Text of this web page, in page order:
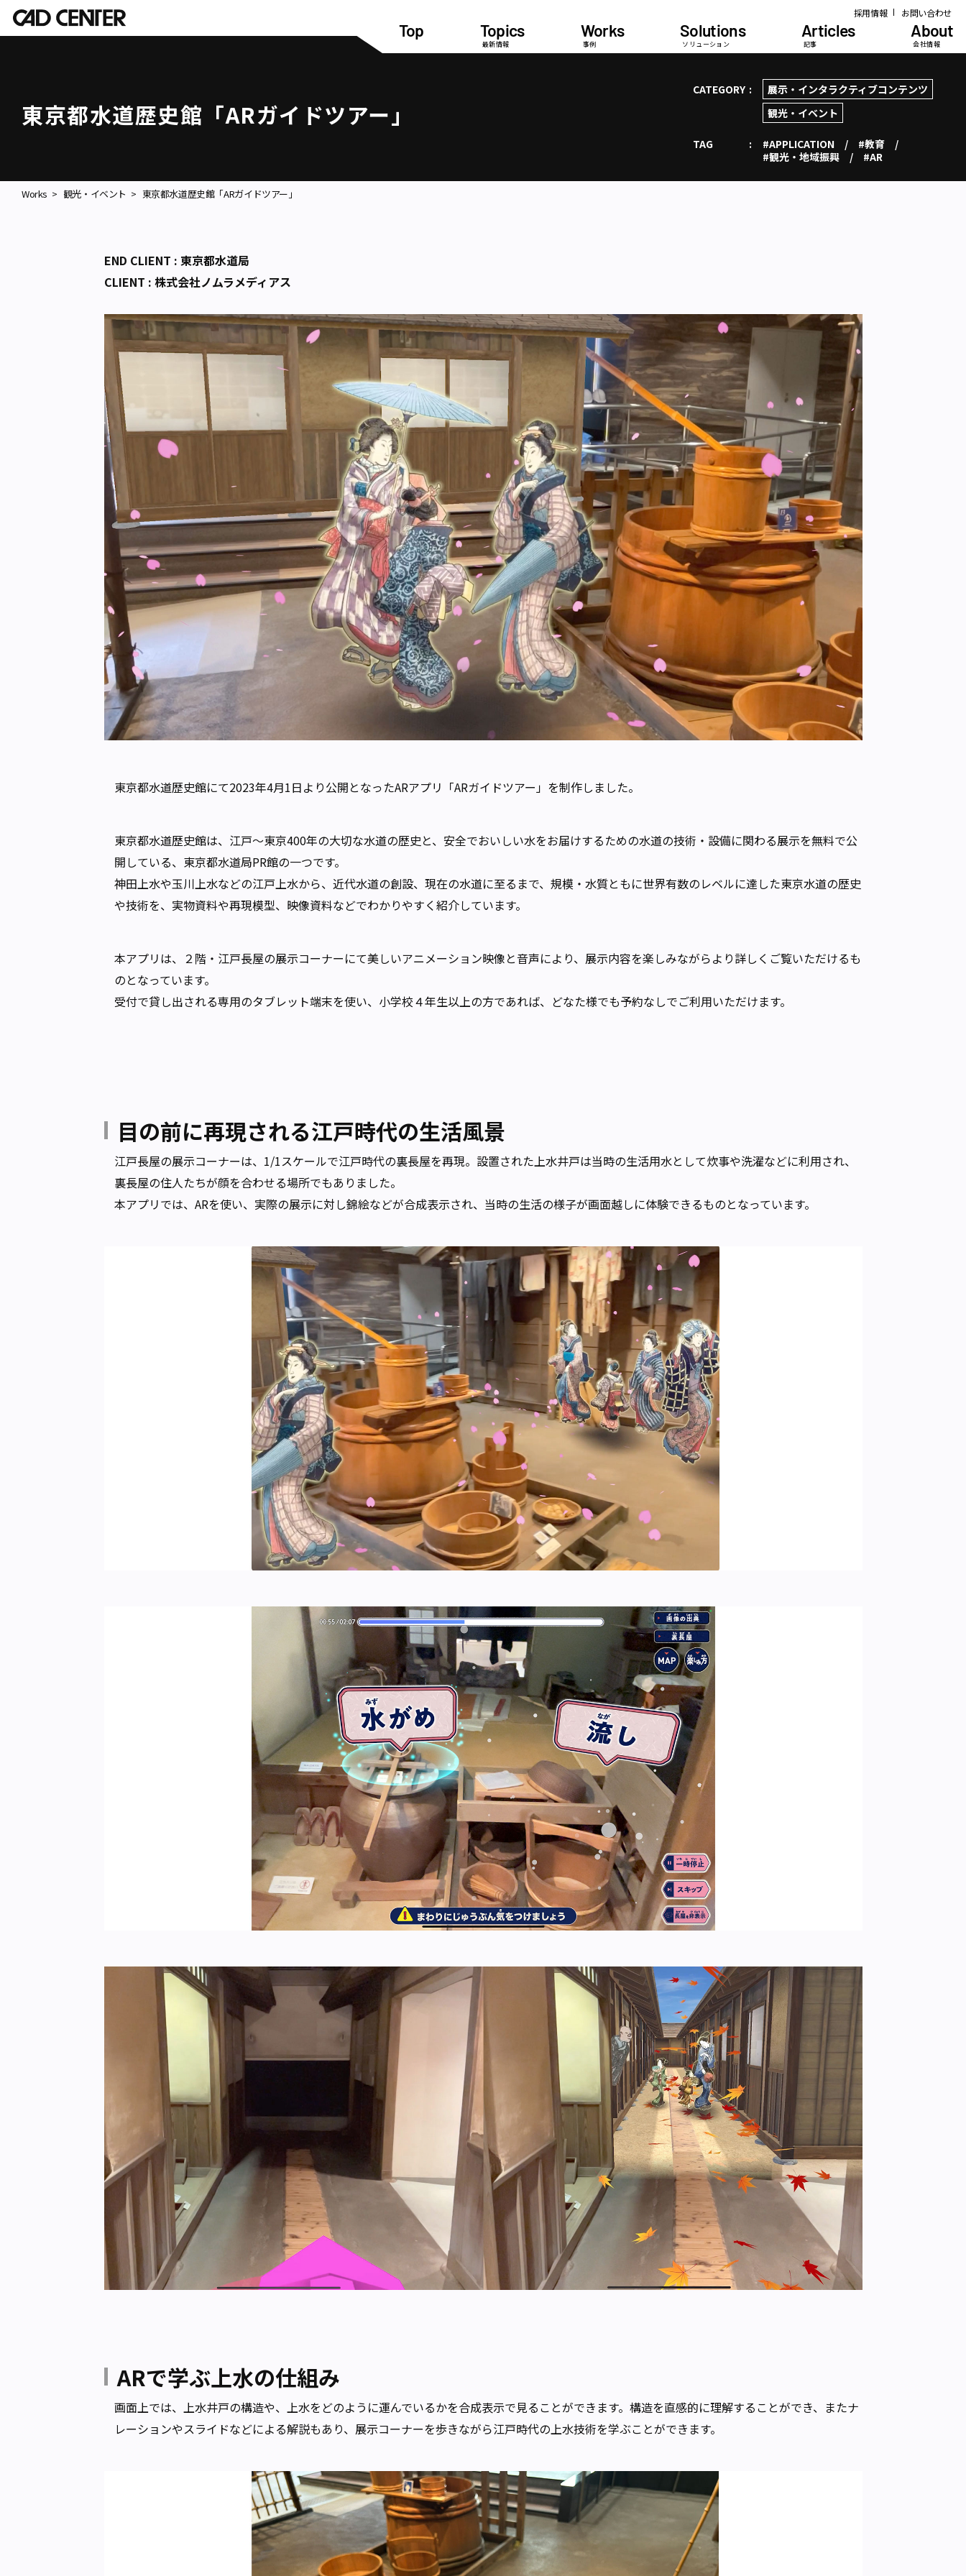
採用情報 お問い合わせ
Top Topics
最新情報
Works
事例
Solutions
ソリューション
Articles
記事
About
会社情報
東京都水道歴史館「ARガイドツアー」
CATEGORY
展示・インタラクティブコンテンツ
観光・イベント
TAG #APPLICATION
#教育
#観光・地域振興
#AR
Works 観光・イベント 東京都水道歴史館「ARガイドツアー」
END CLIENT : 東京都水道局
CLIENT : 株式会社ノムラメディアス
東京都水道歴史館にて2023年4月1日より公開となったARアプリ「ARガイドツアー」を制作しました。
東京都水道歴史館は、江戸～東京400年の大切な水道の歴史と、安全でおいしい水をお届けするための水道の技術・設備に関わる展示を無料で公
開している、東京都水道局PR館の一つです。
神田上水や玉川上水などの江戸上水から、近代水道の創設、現在の水道に至るまで、規模・水質ともに世界有数のレベルに達した東京水道の歴史
や技術を、実物資料や再現模型、映像資料などでわかりやすく紹介しています。
本アプリは、２階・江戸長屋の展示コーナーにて美しいアニメーション映像と音声により、展示内容を楽しみながらより詳しくご覧いただけるも
のとなっています。
受付で貸し出される専用のタブレット端末を使い、小学校４年生以上の方であれば、どなた様でも予約なしでご利用いただけます。
目の前に再現される江戸時代の生活風景
江戸長屋の展示コーナーは、1/1スケールで江戸時代の裏長屋を再現。設置された上水井戸は当時の生活用水として炊事や洗濯などに利用され、
裏長屋の住人たちが顔を合わせる場所でもありました。
本アプリでは、ARを使い、実際の展示に対し錦絵などが合成表示され、当時の生活の様子が画面越しに体験できるものとなっています。
ARで学ぶ上水の仕組み
画面上では、上水井戸の構造や、上水をどのように運んでいるかを合成表示で見ることができます。構造を直感的に理解することができ、またナ
レーションやスライドなどによる解説もあり、展示コーナーを歩きながら江戸時代の上水技術を学ぶことができます。